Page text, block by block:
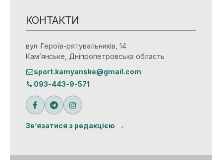
КОНТАКТИ
вул. Героїв-рятувальників, 14
Кам’янське, Дніпропетровська область
sport.kamyanske@gmail.com
093-443-9-571
Зв’язатися з редакцією